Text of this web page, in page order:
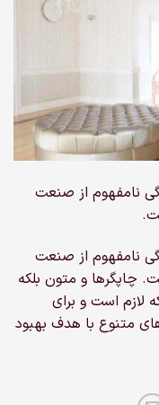
نامفهوم از صنعت
نامفهوم از صنعت
چاپگرها و متون بلکه
لازم است و برای
متنوع با هدف بهبود